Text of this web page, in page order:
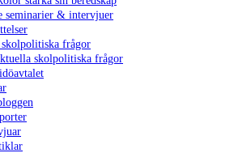
seminarier & intervjuer
frågor
skolpolitiska frågor